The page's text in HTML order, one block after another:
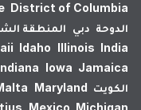
District of Columbia
الدوحة دبي المنطقة
Idaho Illinois India
Iowa Jamaica
الكويت Maryland